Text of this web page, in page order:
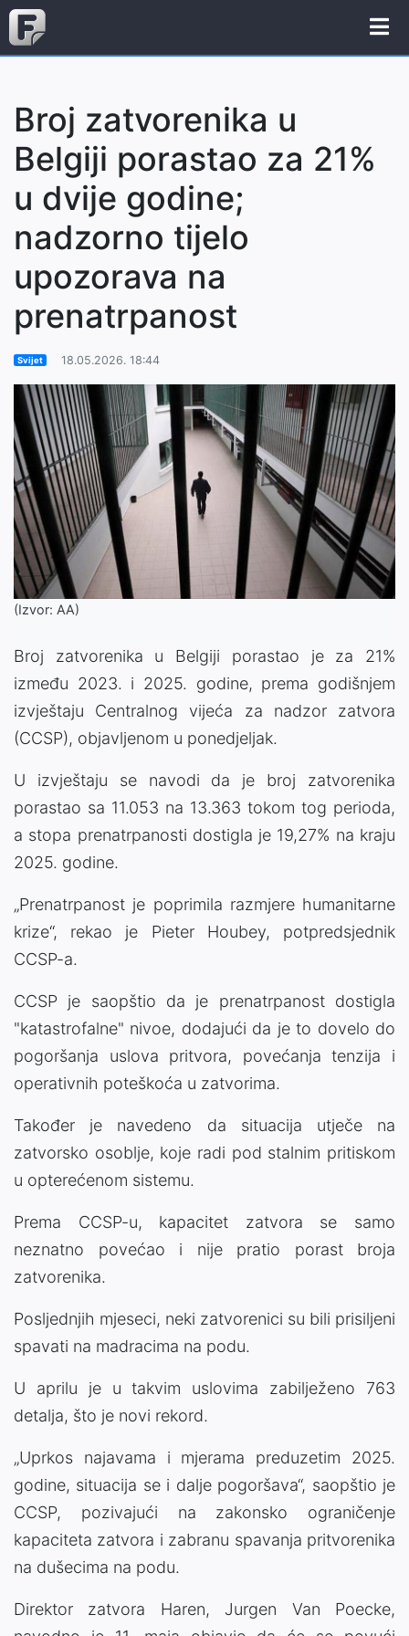
Broj zatvorenika u
Belgiji porastao za 21%
u dvije godine;
nadzorno tijelo
upozorava na
prenatrpanost
Svijet 18.05.2026. 18:44
(Izvor: AA)
Broj zatvorenika u Belgiji porastao je za 21%
između 2023. i 2025. godine, prema godišnjem
izvještaju Centralnog vijeća za nadzor zatvora
(CCSP), objavljenom u ponedjeljak.
U izvještaju se navodi da je broj zatvorenika
porastao sa 11.053 na 13.363 tokom tog perioda,
a stopa prenatrpanosti dostigla je 19,27% na kraju
2025. godine.
„Prenatrpanost je poprimila razmjere humanitarne
krize“, rekao je Pieter Houbey, potpredsjednik
CCSP-a.
CCSP je saopštio da je prenatrpanost dostigla
"katastrofalne" nivoe, dodajući da je to dovelo do
pogoršanja uslova pritvora, povećanja tenzija i
operativnih poteškoća u zatvorima.
Također je navedeno da situacija utječe na
zatvorsko osoblje, koje radi pod stalnim pritiskom
u opterećenom sistemu.
Prema CCSP-u, kapacitet zatvora se samo
neznatno povećao i nije pratio porast broja
zatvorenika.
Posljednjih mjeseci, neki zatvorenici su bili prisiljeni
spavati na madracima na podu.
U aprilu je u takvim uslovima zabilježeno 763
detalja, što je novi rekord.
„Uprkos najavama i mjerama preduzetim 2025.
godine, situacija se i dalje pogoršava“, saopštio je
CCSP, pozivajući na zakonsko ograničenje
kapaciteta zatvora i zabranu spavanja pritvorenika
na dušecima na podu.
Direktor zatvora Haren, Jurgen Van Poecke,